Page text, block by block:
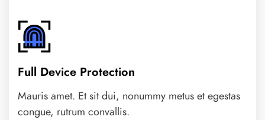
Full Device Protection
Mauris amet. Et sit dui, nonummy metus et egestas
congue, rutrum convallis.